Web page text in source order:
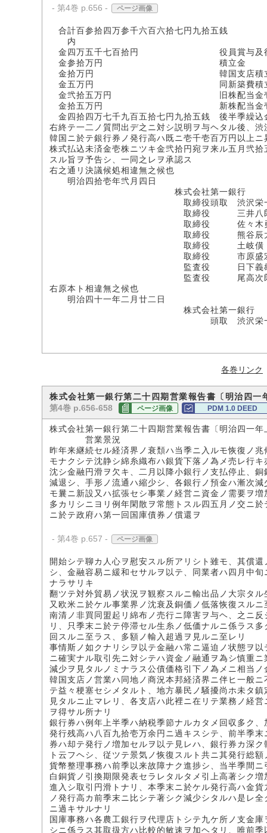
- 第4巻 p.656 - ページ画像
合計百参拾四万参千六百六拾七円九拾五銭
内
金四万五千七百拾円 役員賞与及行
金参拾万円 積立金
金拾万円 韓国支店積立
金五万円 同新築費積立
金弐拾五万円 旧株配当金壱株ニツ
金拾五万円 新株配当金壱株ニツキ
金四拾四万七千九百五拾七円九拾五銭 後半季繰込
右終テ一二ノ質問出デ之ニ対シ説明ヲ与ヘタル後、
韓国ニ於テ銀行券ノ発行高ハ既ニ壱千壱百万円以上
株式払込未済金壱株ニツキ金弐拾円宛ヲ来ル五月弐
スル旨ヲ予告シ、一同之レヲ承認ス
右之通リ決議候処相違無之候也
明治四拾壱年弐月四日
株式会社第一銀行
取締役頭取 渋沢栄
取締役 三井八郎
取締役 佐々木勇
取締役 熊谷辰太
取締役 土岐僙
取締役 市原盛
監査役 日下義
監査役 尾高次
右原本ト相違無之候也
明治四十一年二月廿二日
株式会社第一銀行
頭取 渋沢栄
各巻リンク
株式会社第一銀行第二十四期営業報告書〔明治四一
第4巻 p.656-658 ページ画像 PDM 1.0 DEED
株式会社第一銀行第二十四期営業報告書〔明治四一年
営業景況
昨年来継続セル経済界ノ衰頽ハ当季ニ入ルモ恢復ノ
モナクシテ沈静シ綿糸織布ハ銀貨下落ノ為メ売レ行
沈シ金融円滑ヲ欠キ、二月以降小銀行ノ支払停止、
減退シ、手形ノ流通ハ縮少シ、各銀行ノ預金ハ漸次
モ曩ニ新設又ハ拡張セシ事業ノ経営ニ資金ノ需要ヲ
多カリシニヨリ例年閑散ヲ常態トスル四五月ノ交ニ
ニ於テ政府ハ第一回国庫債券ノ償還ヲ
- 第4巻 p.657 - ページ画像
開始シテ聊カ人心ヲ慰安スル所アリシト雖モ、其償
シ、金融容易ニ緩和セサルヲ以テ、同業者ハ四月中
ナラサリキ
翻ツテ対外貿易ノ状況ヲ観察スルニ輸出品ノ大宗タ
又欧米ニ於ケル事業界ノ沈衰及銅価ノ低落恢復スル
南清ノ非買同盟起リ綿布ノ売行ニ障害ヲ与ヘ、之ニ
リ、只季末ニ於テ停滞セル生糸ノ低価ナルニ係ラス
回スルニ至ラス、多額ノ輸入超過ヲ見ルニ至レリ
事情斯ノ如クナリシヲ以テ金融ハ常ニ逼迫ノ状態ヲ
ニ確実ナル取引先ニ対シテハ資金ノ融通ヲ為シ慎重
減少ヲ見タルノミナラス公債価格引下ノ為メニ相当
韓国支店ノ営業ハ同地ノ商況本邦経済界ニ伴ヒ一般
テ益々梗塞セシメタルト、地方暴民ノ騒擾尚ホ未タ
見タルニ止マレリ、各支店ハ此裡ニ在リテ業務ノ経
ヲ得サル所ナリ
銀行券ハ例年上半季ハ納税季節ナルカタメ回収多ク
発行残高ハ八百九拾壱万余円ニ過キスシテ、前半季
券ハ却テ発行ノ増加セルヲ以テ見レハ、銀行券カ深
ト云フヘシ、従ツテ景気ノ恢復スルト共ニ其発行総
貨幣整理事務ハ前季以来故障ナク進捗シ、当半季間
白銅貨ノ引換期限発表セラレタルタメ引上高著シク
進入シ取引円滑トナリ、本季末ニ於ケル発行高ハ金
ノ発行高カ前季末ニ比シテ著シク減少シタルハ是レ
ニ過キサルナリ
国庫事務ハ各農工銀行ヲ代理店トシテ九ケ所ノ支金
シニ係ラス其取扱方ハ比較的敏速ヲ加ヘタリ、唯前